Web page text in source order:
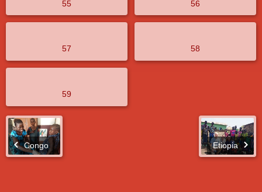
55 56
57 58
59
Congo Etiopia